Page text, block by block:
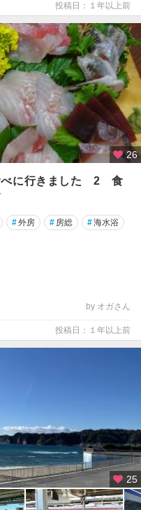
投稿日：１年以上前
26
べに行きました 2 食
#外房 # 房総 #海水浴
by オガさん
投稿日：１年以上前
25